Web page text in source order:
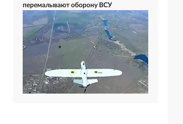
перемалывают оборону ВСУ